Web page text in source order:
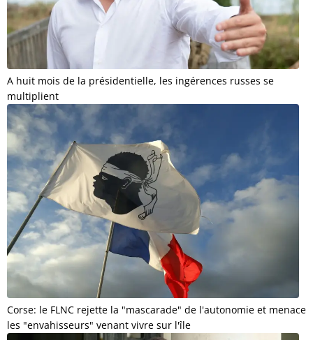
A huit mois de la présidentielle, les ingérences russes se
multiplient
Corse: le FLNC rejette la "mascarade" de l'autonomie et menace
les "envahisseurs" venant vivre sur l'île